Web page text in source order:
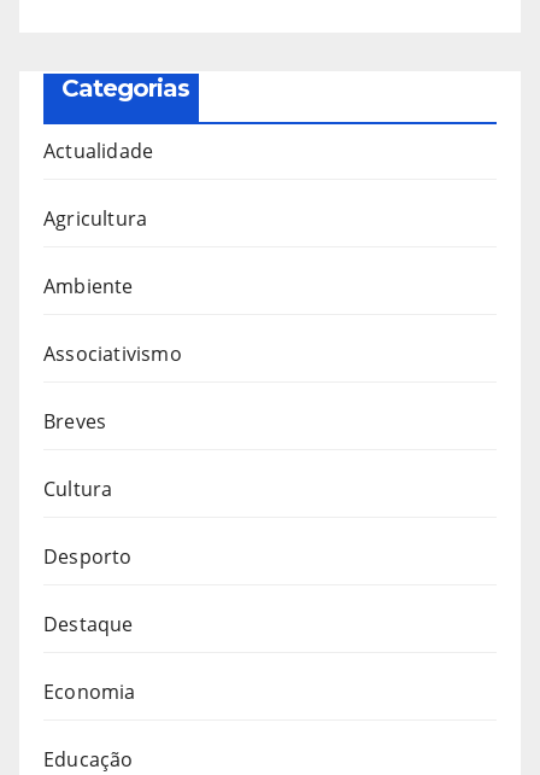
Categorias
Actualidade
Agricultura
Ambiente
Associativismo
Breves
Cultura
Desporto
Destaque
Economia
Educação